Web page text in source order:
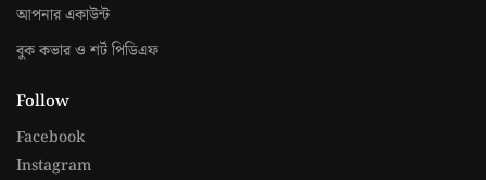
আপনার একাউন্ট
বুক কভার ও শর্ট পিডিএফ
Follow
Facebook
Instagram